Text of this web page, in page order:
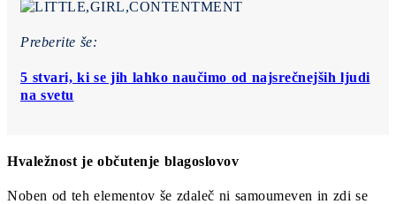
Preberite še:
5 stvari, ki se jih lahko naučimo od najsrečnejših ljudi
na svetu
Hvaležnost je občutenje blagoslovov
Noben od teh elementov še zdaleč ni samoumeven in zdi se